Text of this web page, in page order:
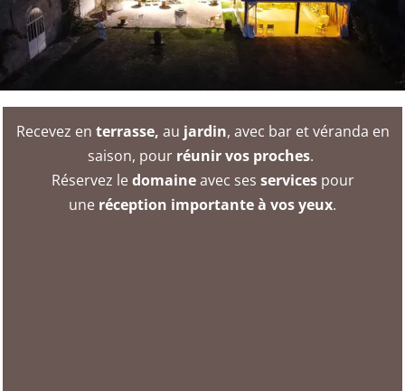
Recevez en terrasse, au jardin, avec bar et véranda en
saison, pour réunir vos proches.
Réservez ledomaineavec ses services pour
une réception importante à vos yeux.